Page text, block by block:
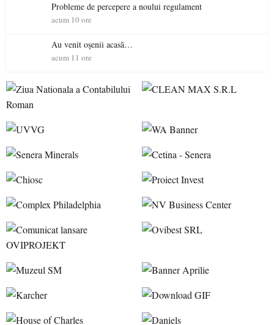
Probleme de percepere a noului regulament
acum 10 ore
Au venit oșenii acasă…
acum 11 ore